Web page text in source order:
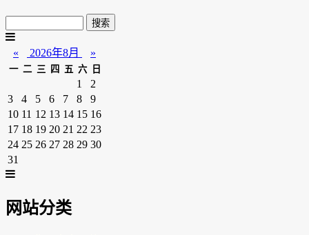
« 2026年8月 »
一 二 三 四 五 六 日
1
2
3
4 5 6 7 8
9
10 11 12 13 14 15 16
17 18 19 20 21 22 23
24 25 26 27 28 29 30
31
网站分类